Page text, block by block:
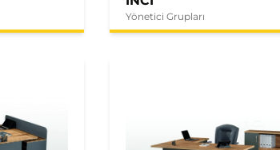
Yönetici Grupları